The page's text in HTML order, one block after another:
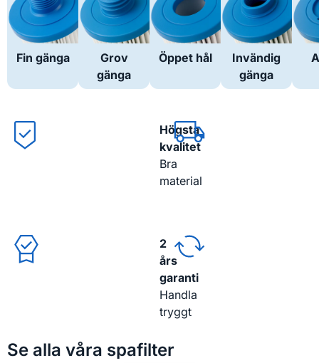
Fin gänga
Grov
gänga
Öppet hål
Invändig
gänga
Högsta
kvalitet
Bra
material
2
års
garanti
Handla
tryggt
Se alla våra spafilter